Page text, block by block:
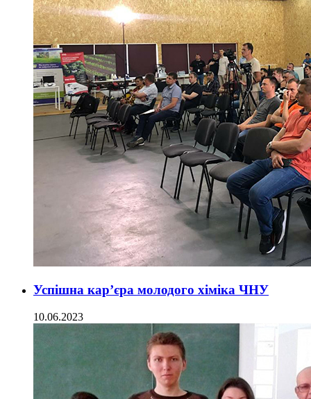
Успішна кар’єра молодого хіміка ЧНУ
10.06.2023